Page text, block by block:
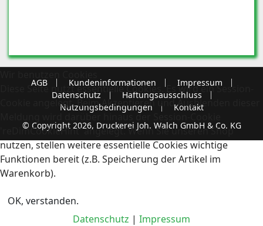
AGB Kundeninformationen
Impressum
Datenschutz
Haftungsausschluss
Nutzungsbedingungen
Kontakt
© Copyright 2026, Druckerei Joh. Walch GmbH & Co. KG
Diese Seite nutzt essentielle Cookies. Es wird ein Session-
Cookie angelegt. Beim Akzeptieren und Ausblenden dieser
Meldung wird darüber hinaus der Session-Cookie
'reDimCookieHint' angelegt. Wenn Sie unseren Shop
nutzen, stellen weitere essentielle Cookies wichtige
Funktionen bereit (z.B. Speicherung der Artikel im
Warenkorb).
OK, verstanden.
Datenschutz | Impressum